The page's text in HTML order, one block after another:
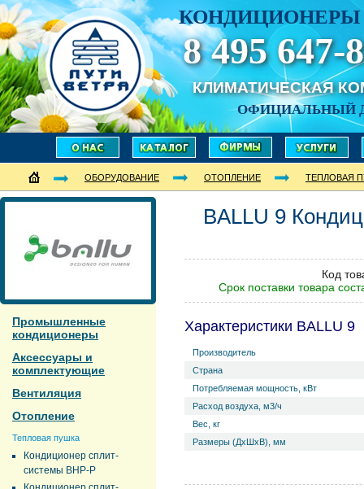
КОНДИЦИОНЕРЫ
8 495 647-
КЛИМАТИЧЕСКАЯ
ОФИЦИАЛЬНЫЙ
ОБОРУДОВАНИЕ ОТОПЛЕНИЕ ТЕПЛОВАЯ
Промышленные
кондиционеры
Аксессуары и
комплектующие
Вентиляция
Отопление
Тепловая пушка
Кондиционер сплит-
системы BHP-P
BALLU 9
Код
Срок поставки товара
Характеристики BALLU 9
Производитель
Страна
Потребляемая мощность, кВт
Расход воздуха, м3/ч
Вес, кг
Размеры (ДхШхВ), мм